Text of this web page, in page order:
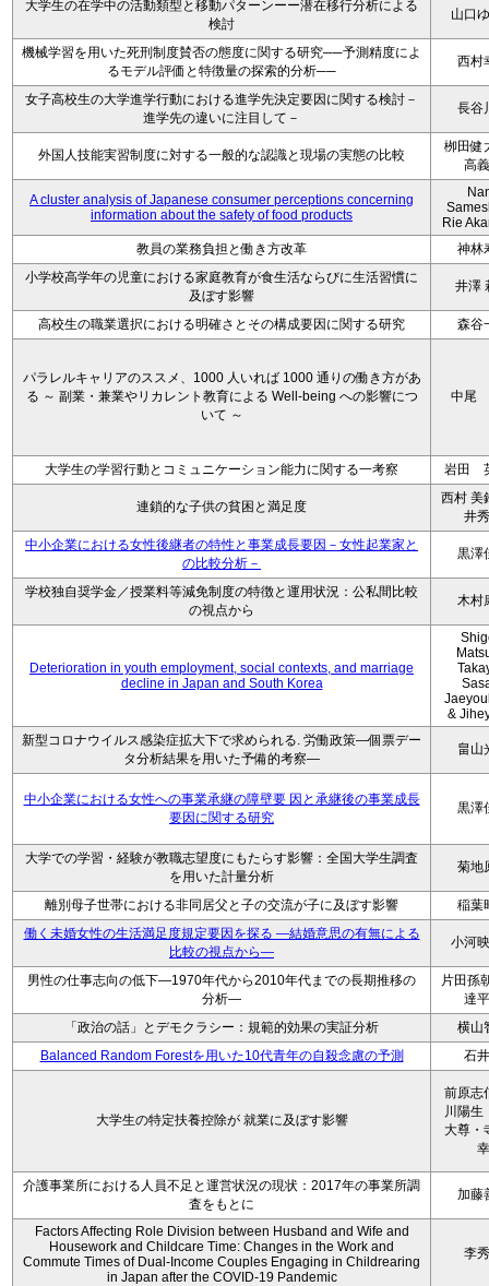
大学生の在学中の活動類型と移動パターンーー潜在移行分析による
検討
山口
機械学習を用いた死刑制度賛否の態度に関する研究──予測精度によ
るモデル評価と特徴量の探索的分析──
西村
女子高校生の大学進学行動における進学先決定要因に関する検討－
進学先の違いに注目して－
長谷
外国人技能実習制度に対する一般的な認識と現場の実態の比較
栁田健
高
A cluster analysis of Japanese consumer perceptions concerning
information about the safety of food products
Rie
教員の業務負担と働き方改革
神林
小学校高学年の児童における家庭教育が食生活ならびに生活習慣に
及ぼす影響
井澤
高校生の職業選択における明確さとその構成要因に関する研究 森谷
パラレルキャリアのススメ、1000 人いれば 1000 通りの働き方があ
る ～ 副業・兼業やリカレント教育による Well-being への影響につ
いて ～
中尾
大学生の学習行動とコミュニケーション能力に関する一考察 岩田
連鎖的な子供の貧困と満足度
西村 美
井
中小企業における女性後継者の特性と事業成長要因－女性起業家と
の比較分析－
黒澤
学校独自奨学金／授業料等減免制度の特徴と運用状況：公私間比較
の視点から
木村
Deterioration in youth employment, social contexts, and marriage
decline in Japan and South Korea
&
新型コロナウイルス感染症拡大下で求められる. 労働政策―個票デー
タ分析結果を用いた予備的考察―
畠山
中小企業における女性への事業承継の障壁要 因と承継後の事業成長
要因に関する研究
黒澤
大学での学習・経験が教職志望度にもたらす影響：全国大学生調査
を用いた計量分析
菊地
離別母子世帯における非同居父と子の交流が子に及ぼす影響
稲葉
働く未婚女性の生活満足度規定要因を探る ―結婚意思の有無による
比較の視点から―
小河
男性の仕事志向の低下―1970年代から2010年代までの長期推移の
分析―
片田孫
達
「政治の話」とデモクラシー：規範的効果の実証分析
横山
Balanced Random Forestを用いた10代青年の自殺念慮の予測
石
大学生の特定扶養控除が 就業に及ぼす影響
前原志
川陽生
大尊・
幸
介護事業所における人員不足と運営状況の現状：2017年の事業所調
査をもとに
加藤
Factors Affecting Role Division between Husband and Wife and
Housework and Childcare Time: Changes in the Work and
Commute Times of Dual-Income Couples Engaging in Childrearing
in Japan after the COVID-19 Pandemic
李